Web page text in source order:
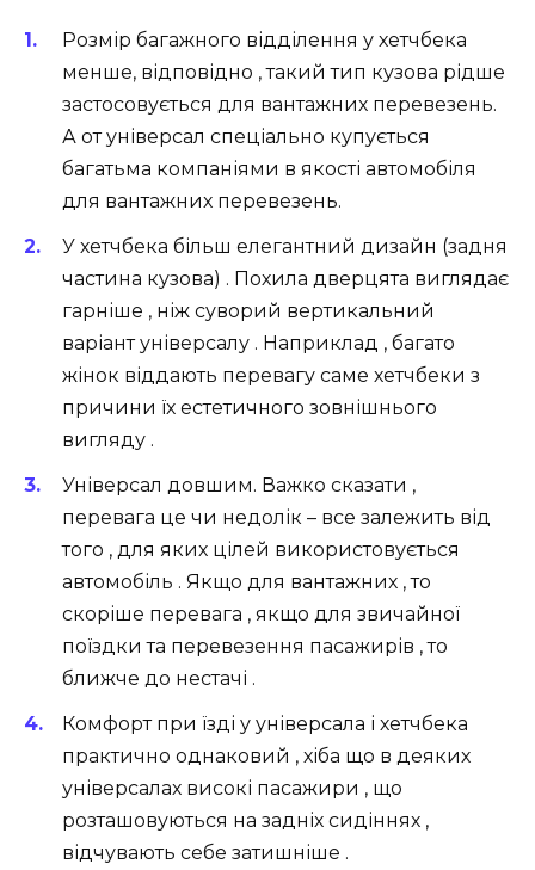
Розмір багажного відділення у хетчбека
менше, відповідно , такий тип кузова рідше
застосовується для вантажних перевезень.
А от універсал спеціально купується
багатьма компаніями в якості автомобіля
для вантажних перевезень.
У хетчбека більш елегантний дизайн (задня
частина кузова) . Похила дверцята виглядає
гарніше , ніж суворий вертикальний
варіант універсалу . Наприклад , багато
жінок віддають перевагу саме хетчбеки з
причини їх естетичного зовнішнього
вигляду .
Універсал довшим. Важко сказати ,
перевага це чи недолік – все залежить від
того , для яких цілей використовується
автомобіль . Якщо для вантажних , то
скоріше перевага , якщо для звичайної
поїздки та перевезення пасажирів , то
ближче до нестачі .
Комфорт при їзді у універсала і хетчбека
практично однаковий , хіба що в деяких
універсалах високі пасажири , що
розташовуються на задніх сидіннях ,
відчувають себе затишніше .